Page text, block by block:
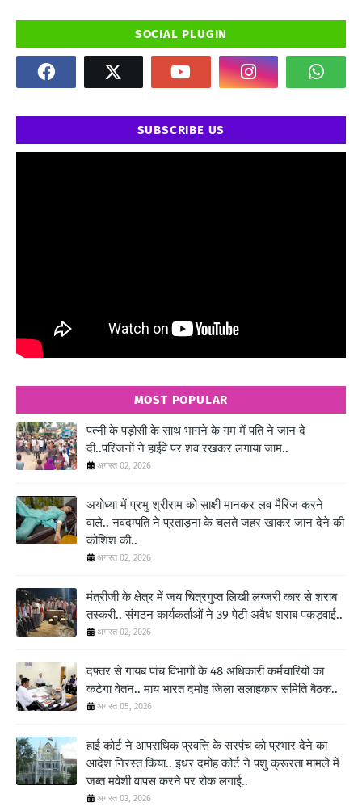
SOCIAL PLUGIN
SUBSCRIBE US
MOST POPULAR
पत्नी के पड़ोसी के साथ भागने के गम में पति ने जान दे
दी..परिजनों ने हाईवे पर शव रखकर लगाया जाम..
अगस्त 02, 2026
अयोध्या में प्रभु श्रीराम को साक्षी मानकर लव मैरिज करने
वाले.. नवदम्पति ने प्रताड़ना के चलते जहर खाकर जान देने की
कोशिश की..
अगस्त 02, 2026
मंत्रीजी के क्षेत्र में जय चित्रगुप्त लिखी लग्जरी कार से शराब
तस्करी.. संगठन कार्यकर्ताओं ने 39 पेटी अवैध शराब पकड़वाई..
अगस्त 02, 2026
दफ्तर से गायब पांच विभागों के 48 अधिकारी कर्मचारियों का
कटेगा वेतन.. माय भारत दमोह जिला सलाहकार समिति बैठक..
अगस्त 05, 2026
हाई कोर्ट ने आपराधिक प्रवत्ति के सरपंच को प्रभार देने का
आदेश निरस्त किया.. इधर दमोह कोर्ट ने पशु क्रूरता मामले में
जब्त मवेशी वापस करने पर रोक लगाई..
अगस्त 03, 2026